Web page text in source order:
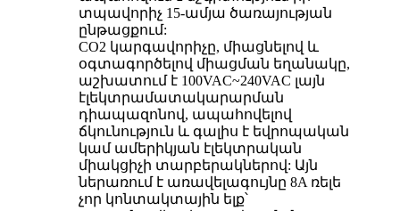
տպավորիչ 15-ամյա ծառայության
ընթացքում:
CO2 կարգավորիչը, միացնելով և
օգտագործելով միացման եղանակը,
աշխատում է 100VAC~240VAC լայն
էլեկտրամատակարարման
դիապազոնով, ապահովելով
ճկունություն և գալիս է եվրոպական
կամ ամերիկյան էլեկտրական
միակցիչի տարբերակներով: Այն
ներառում է առավելագույնը 8A ռելե
չոր կոնտակտային ելք՝